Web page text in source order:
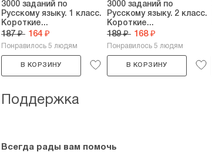
3000 заданий по
Русскому языку. 1 класс.
Короткие...
187 ₽ 164 ₽
Понравилось 5 людям
В КОРЗИНУ
3000 заданий по
Русскому языку. 2 класс.
Короткие...
189 ₽ 168 ₽
Понравилось 5 людям
В КОРЗИНУ
Поддержка
Всегда рады вам помочь